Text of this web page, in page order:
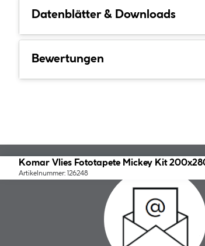
Datenblätter & Downloads
Bewertungen
Komar Vlies Fototapete Mickey Kit
Artikelnummer: 126248